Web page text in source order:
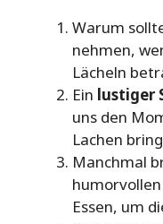
Warum
nehmen,
Lächeln
Ein lustiger
uns den
Lachen
Manchmal
Essen, um